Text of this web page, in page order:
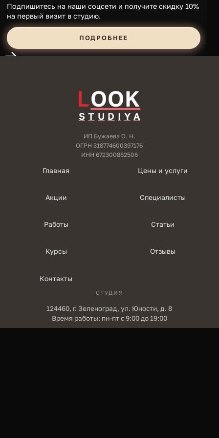
Подпишитесь на наши соцсети и получите скидку 10%
на первый визит в студию.
ПОДРОБНЕЕ
OOK
S T U D I Y A
ИП Бужаева О. Н.
ОГРН 318774600397176
ИНН 672300862506
Главная Цены и услуги
Акции Специалисты
Работы Статьи
Курсы Отзывы
Контакты
СТУДИЯ
124460, г. Зеленоград, ул. Юности, д. 8
Время работы: пн-пт с 9:00 до 19:00